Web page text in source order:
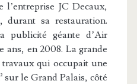
l’entreprise JC Decaux,
durant sa restauration.
publicité géante d’Air
ans, en 2008. La grande
qui occupait une
sur le Grand Palais, côté